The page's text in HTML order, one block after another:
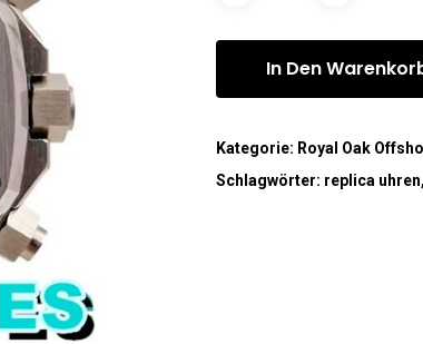
In Den
Kategorie: Royal Oak
Schlagwörter: replica uhren,